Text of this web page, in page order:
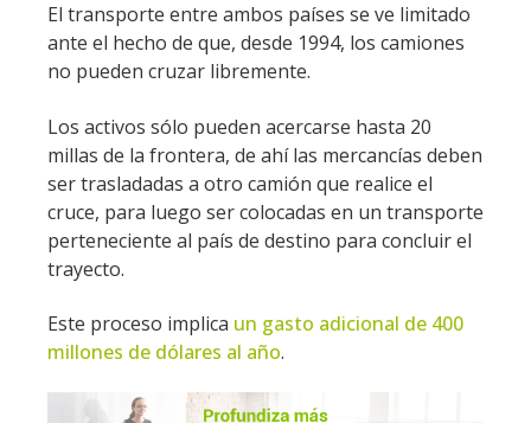
El transporte entre ambos países se ve limitado
ante el hecho de que, desde 1994, los camiones
no pueden cruzar libremente.
Los activos sólo pueden acercarse hasta 20
millas de la frontera, de ahí las mercancías deben
ser trasladadas a otro camión que realice el
cruce, para luego ser colocadas en un transporte
perteneciente al país de destino para concluir el
trayecto.
Este proceso implica un gasto adicional de 400
millones de dólares al año.